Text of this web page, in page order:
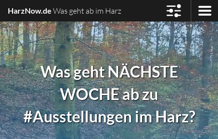
HarzNow.de Was geht ab im Harz
Was geht NÄCHSTE
WOCHE ab zu
#Ausstellungen im Harz?